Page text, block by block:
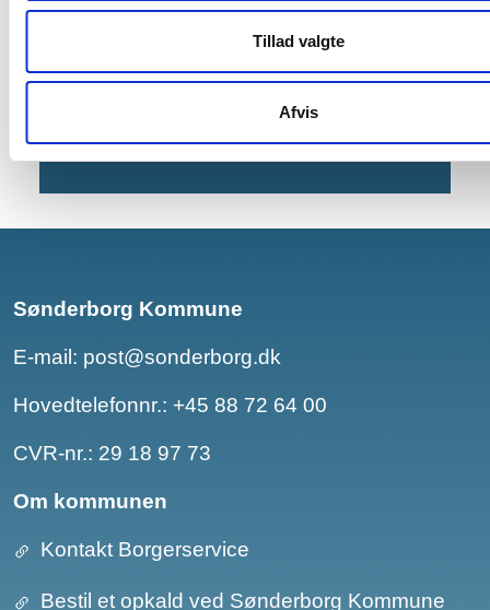
Tillad valgte
Afvis
Jyllandsgade 38
E-mail:pladsanvisning@sonderborg.dk
Sønderborg Kommune
E-mail: post@sonderborg.dk
Hovedtelefonnr.: +45 88 72 64 00
CVR-nr.: 29 18 97 73
Om kommunen
Kontakt Borgerservice
Bestil et opkald ved Sønderborg Kommune